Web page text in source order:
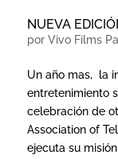
NUEVA
por Vivo Films
Un año mas, la
entretenimiento
celebración de
Association of
ejecuta su